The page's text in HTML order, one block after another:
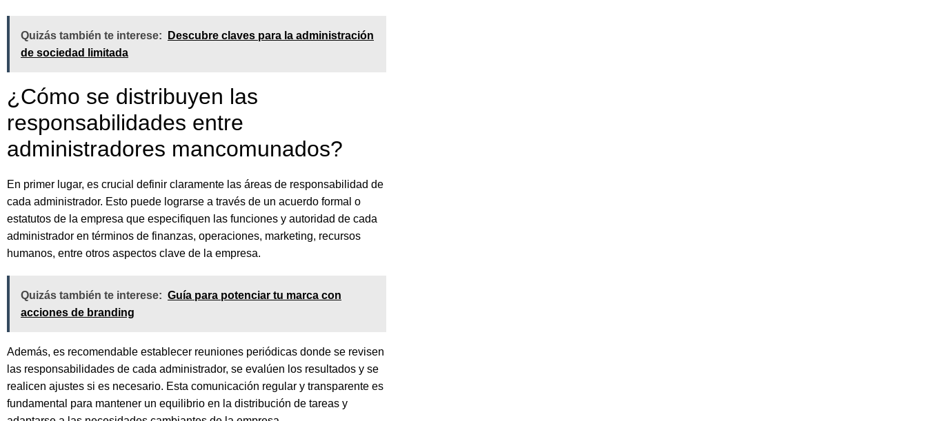
Quizás también te interese:
Descubre claves para la administración
de sociedad limitada
¿Cómo se distribuyen las
responsabilidades entre
administradores mancomunados?
En primer lugar, es crucial definir claramente las áreas de responsabilidad de
cada administrador. Esto puede lograrse a través de un acuerdo formal o
estatutos de la empresa que especifiquen las funciones y autoridad de cada
administrador en términos de finanzas, operaciones, marketing, recursos
humanos, entre otros aspectos clave de la empresa.
Quizás también te interese: Guía para potenciar tu marca con
acciones de branding
Además, es recomendable establecer reuniones periódicas donde se revisen
las responsabilidades de cada administrador, se evalúen los resultados y se
realicen ajustes si es necesario. Esta comunicación regular y transparente es
fundamental para mantener un equilibrio en la distribución de tareas y